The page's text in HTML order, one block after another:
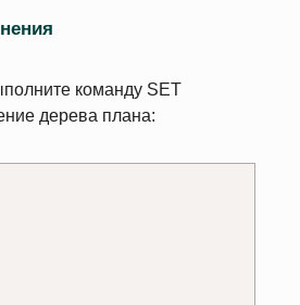
команду SET
дерева плана: